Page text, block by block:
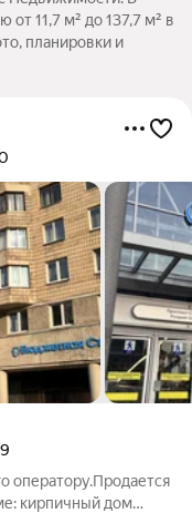
11,7 м² до 137,7 м² в
планировки и
оператору.Продается
кирпичный дом